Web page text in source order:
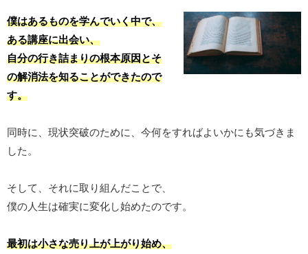
僕はあるものを学んでいく中で、
ある講座に出会い、
自分の行き詰まりの根本原因とそ
の解消法を知ることができたので
す。
同時に、現状突破のために、今何をすればよいかにも気づきま
した。
そして、それに取り組んだことで、
僕の人生は確実に変化し始めたのです。
最初は小さな売り上が上がり始め、